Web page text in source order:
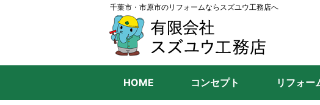
千葉市・市原市のリフォームならスズユウ工務店へ
HOME コンセプト リフォー